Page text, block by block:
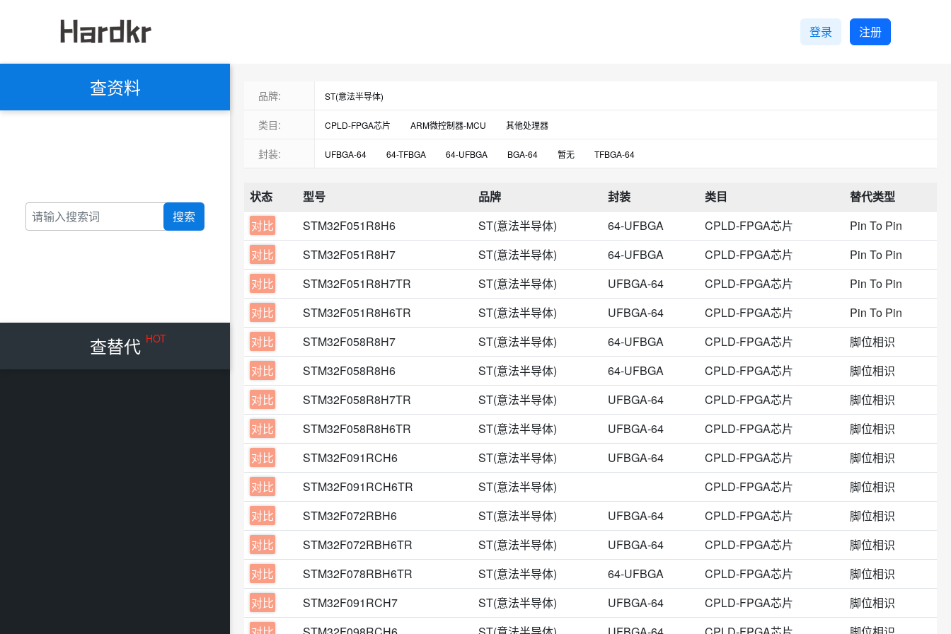
登录 注册
查资料
搜索
查替代 HOT
品牌: ST(意法半导体)
类目: CPLD-FPGA芯片 ARM微控制器-MCU 其他处理器
封装: UFBGA-64 64-TFBGA 64-UFBGA BGA-64 暂无 TFBGA-64
状态 型号 品牌 封装 类目
替代类型
对比
STM32F051R8H6 ST(意法半导体) 64-UFBGA CPLD-FPGA芯片
Pin To Pin
对比
STM32F051R8H7 ST(意法半导体) 64-UFBGA CPLD-FPGA芯片
Pin To Pin
对比
STM32F051R8H7TR ST(意法半导体) UFBGA-64 CPLD-FPGA芯片
Pin To Pin
对比
STM32F051R8H6TR ST(意法半导体) UFBGA-64 CPLD-FPGA芯片
Pin To Pin
对比
STM32F058R8H7 ST(意法半导体) 64-UFBGA CPLD-FPGA芯片
脚位相识
对比
STM32F058R8H6 ST(意法半导体) 64-UFBGA CPLD-FPGA芯片
脚位相识
对比
STM32F058R8H7TR ST(意法半导体) UFBGA-64 CPLD-FPGA芯片
脚位相识
对比
STM32F058R8H6TR ST(意法半导体) UFBGA-64 CPLD-FPGA芯片
脚位相识
对比
STM32F091RCH6 ST(意法半导体) UFBGA-64 CPLD-FPGA芯片
脚位相识
对比
STM32F091RCH6TR ST(意法半导体) CPLD-FPGA芯片
脚位相识
对比
STM32F072RBH6 ST(意法半导体) UFBGA-64 CPLD-FPGA芯片
脚位相识
对比
STM32F072RBH6TR ST(意法半导体) UFBGA-64 CPLD-FPGA芯片
脚位相识
对比
STM32F078RBH6TR ST(意法半导体) 64-UFBGA CPLD-FPGA芯片
脚位相识
对比
STM32F091RCH7 ST(意法半导体) UFBGA-64 CPLD-FPGA芯片
脚位相识